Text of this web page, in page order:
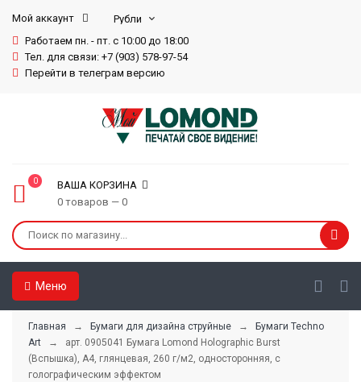
Мой аккаунт
Работаем пн. - пт. с 10:00 до 18:00
Тел. для связи: +7 (903) 578-97-54
Перейти в телеграм версию
0
ВАША КОРЗИНА
0 товаров — 0
Меню
Главная → Бумаги для дизайна струйные →
Бумаги Techno
Art
→ арт. 0905041 Бумага Lomond Holographic Burst
(Вспышка), А4, глянцевая, 260 г/м2, односторонняя, с
голографическим эффектом